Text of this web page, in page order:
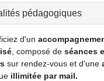
pédagogiques
d'un
, composé de séances
sur rendez-vous et d'une
illimitée par mail.